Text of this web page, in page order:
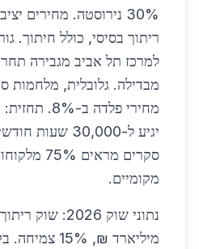
ריתוך בסיסי, כולל חיתוך.
למרכז תל אביב מגבירה
מבדילה. גלובלית, מלחמות
יגיע ל-30,000
סקרים
מקומיים.